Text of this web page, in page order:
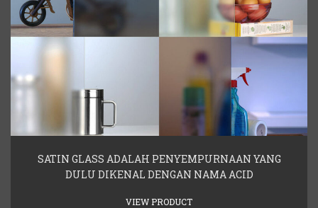
SATIN GLASS ADALAH PENYEMPURNAAN YANG
DULU DIKENAL DENGAN NAMA ACID
VIEW PRODUCT